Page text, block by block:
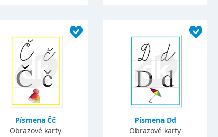
Písmena Čč
Obrazové karty
Písmena Dd
Obrazové karty